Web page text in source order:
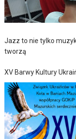
Jazz to nie tylko
tworzą
XV Barwy Kultury